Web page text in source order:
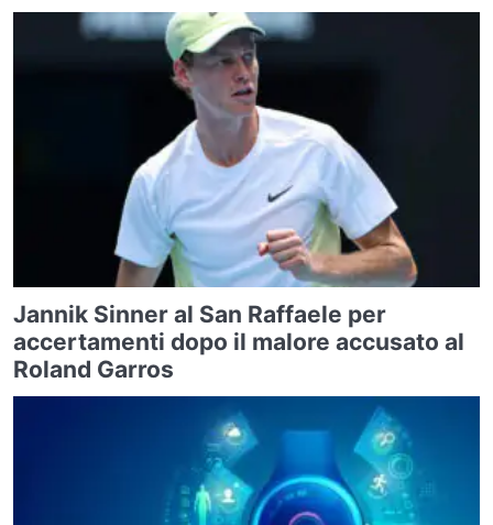
Jannik Sinner al San Raffaele per
accertamenti dopo il malore accusato al
Roland Garros